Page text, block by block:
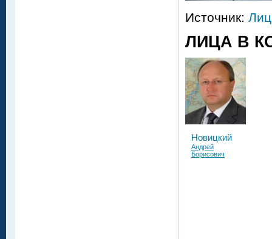
Источник:
ЛИЦА В
Новицкий
Андрей
Борисович